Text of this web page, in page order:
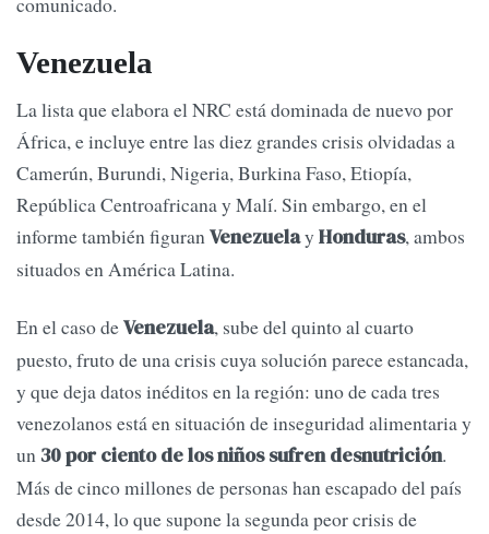
Venezuela
La lista que elabora el NRC está dominada de nuevo por
África, e incluye entre las diez grandes crisis olvidadas a
Camerún, Burundi, Nigeria, Burkina Faso, Etiopía,
República Centroafricana y Malí. Sin embargo, en el
informe también figuranVenezuelay Honduras, ambos
situados en América Latina.
En el caso deVenezuela, sube del quinto al cuarto
puesto, fruto de una crisis cuya solución parece estancada,
y que deja datos inéditos en la región: uno de cada tres
venezolanos está en situación de inseguridad alimentaria y
un30 por ciento de los niños sufren desnutrición.
Más de cinco millones de personas han escapado del país
desde 2014, lo que supone la segunda peor crisis de